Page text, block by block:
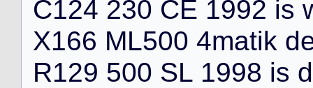
C124 230 CE 1992 is
X166 ML500 4matik d
R129 500 SL 1998 is d